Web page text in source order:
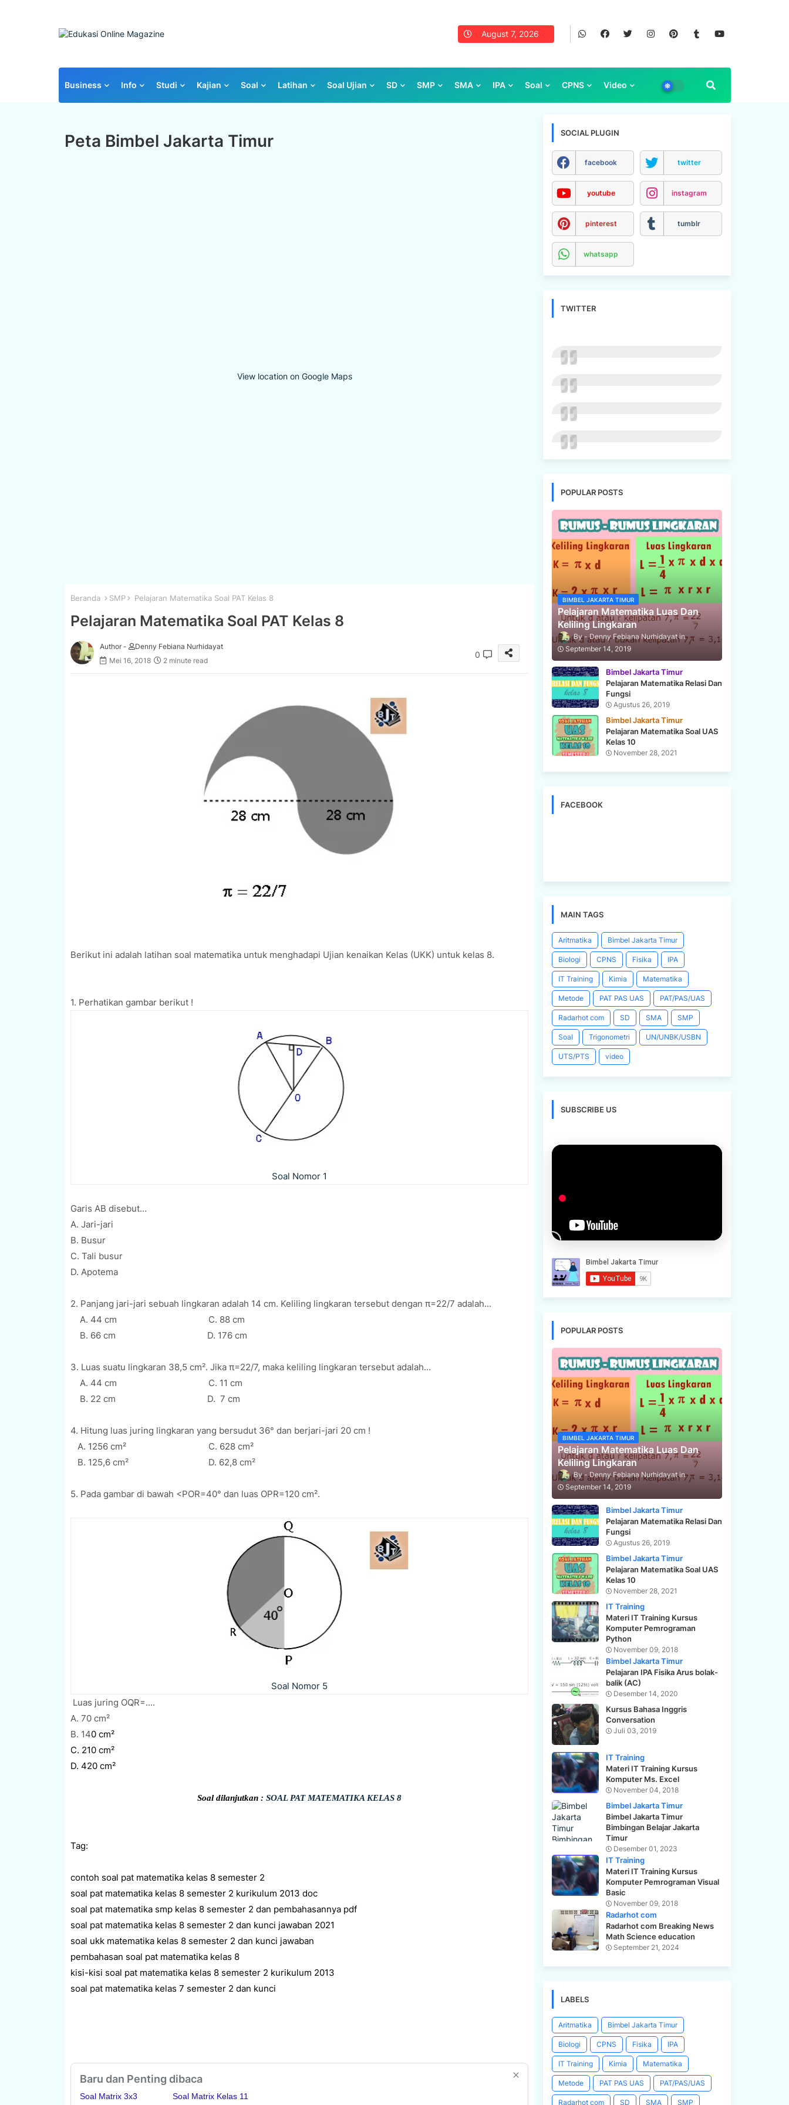
August 7, 2026
Business Info Studi Kajian Soal Latihan Soal Ujian SD SMP SMA IPA Soal CPNS Video
Peta Bimbel Jakarta Timur
View location on Google Maps
Beranda SMP Pelajaran Matematika Soal PAT Kelas 8
Pelajaran Matematika Soal PAT Kelas 8
Author -
Denny Febiana Nurhidayat
Mei 16, 2018
2 minute read
0
Berikut ini adalah latihan soal matematika untuk menghadapi Ujian kenaikan Kelas (UKK) untuk kelas 8.
1. Perhatikan gambar berikut !
Soal Nomor 1
Garis AB disebut...
A. Jari-jari
B. Busur
C. Tali busur
D. Apotema
2. Panjang jari-jari sebuah lingkaran adalah 14 cm. Keliling lingkaran tersebut dengan π=22/7 adalah...
A. 44 cm C. 88 cm
B. 66 cm D. 176 cm
3. Luas suatu lingkaran 38,5 cm². Jika π=22/7, maka keliling lingkaran tersebut adalah...
A. 44 cm C. 11 cm
B. 22 cm D. 7 cm
4. Hitung luas juring lingkaran yang bersudut 36° dan berjari-jari 20 cm !
A. 1256 cm² C. 628 cm²
B. 125,6 cm² D. 62,8 cm²
5. Pada gambar di bawah <POR=40° dan luas OPR=120 cm².
Soal Nomor 5
Luas juring OQR=....
A. 70 cm²
B. 140 cm²
C. 210 cm²
D. 420 cm²
Soal dilanjutkan : SOAL PAT MATEMATIKA KELAS 8
Tag:
contoh soal pat matematika kelas 8 semester 2
soal pat matematika kelas 8 semester 2 kurikulum 2013 doc
soal pat matematika smp kelas 8 semester 2 dan pembahasannya pdf
soal pat matematika kelas 8 semester 2 dan kunci jawaban 2021
soal ukk matematika kelas 8 semester 2 dan kunci jawaban
pembahasan soal pat matematika kelas 8
kisi-kisi soal pat matematika kelas 8 semester 2 kurikulum 2013
soal pat matematika kelas 7 semester 2 dan kunci
Baru dan Penting dibaca
Soal Matrix 3x3 Soal Matrix Kelas 11
SOCIAL PLUGIN
facebook twitter
youtube instagram
pinterest tumblr
whatsapp
TWITTER
POPULAR POSTS
BIMBEL JAKARTA TIMUR
Pelajaran Matematika Luas Dan
Keliling Lingkaran
Denny Febiana Nurhidayat
September 14, 2019
Bimbel Jakarta Timur
Pelajaran Matematika Relasi Dan
Fungsi
Agustus 26, 2019
Bimbel Jakarta Timur
Pelajaran Matematika Soal UAS
Kelas 10
November 28, 2021
FACEBOOK
MAIN TAGS
Aritmatika Bimbel Jakarta Timur
Biologi CPNS Fisika IPA
IT Training Kimia Matematika
Metode PAT PAS UAS PAT/PAS/UAS
Radarhot com SD SMA SMP
Soal Trigonometri UN/UNBK/USBN
UTS/PTS video
SUBSCRIBE US
POPULAR POSTS
BIMBEL JAKARTA TIMUR
Pelajaran Matematika Luas Dan
Keliling Lingkaran
Denny Febiana Nurhidayat
September 14, 2019
Bimbel Jakarta Timur
Pelajaran Matematika Relasi Dan
Fungsi
Agustus 26, 2019
Bimbel Jakarta Timur
Pelajaran Matematika Soal UAS
Kelas 10
November 28, 2021
IT Training
Materi IT Training Kursus
Komputer Pemrograman
Python
November 09, 2018
Bimbel Jakarta Timur
Pelajaran IPA Fisika Arus bolak-
balik (AC)
Desember 14, 2020
Kursus Bahasa Inggris
Conversation
Juli 03, 2019
IT Training
Materi IT Training Kursus
Komputer Ms. Excel
November 04, 2018
Bimbel Jakarta Timur
Bimbel Jakarta Timur
Bimbingan Belajar Jakarta
Timur
Desember 01, 2023
IT Training
Materi IT Training Kursus
Komputer Pemrograman Visual
Basic
November 09, 2018
Radarhot com
Radarhot com Breaking News
Math Science education
September 21, 2024
LABELS
Aritmatika Bimbel Jakarta Timur
Biologi CPNS Fisika IPA
IT Training Kimia Matematika
Metode PAT PAS UAS PAT/PAS/UAS
Radarhot com SD SMA SMP